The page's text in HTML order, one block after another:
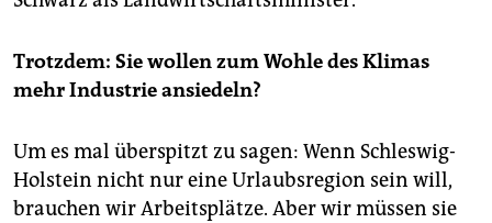
Trotzdem: Sie wollen zum Wohle des Klimas
mehr Industrie ansiedeln?
Um es mal überspitzt zu sagen: Wenn Schleswig-
Holstein nicht nur eine Urlaubsregion sein will,
brauchen wir Arbeitsplätze. Aber wir müssen sie